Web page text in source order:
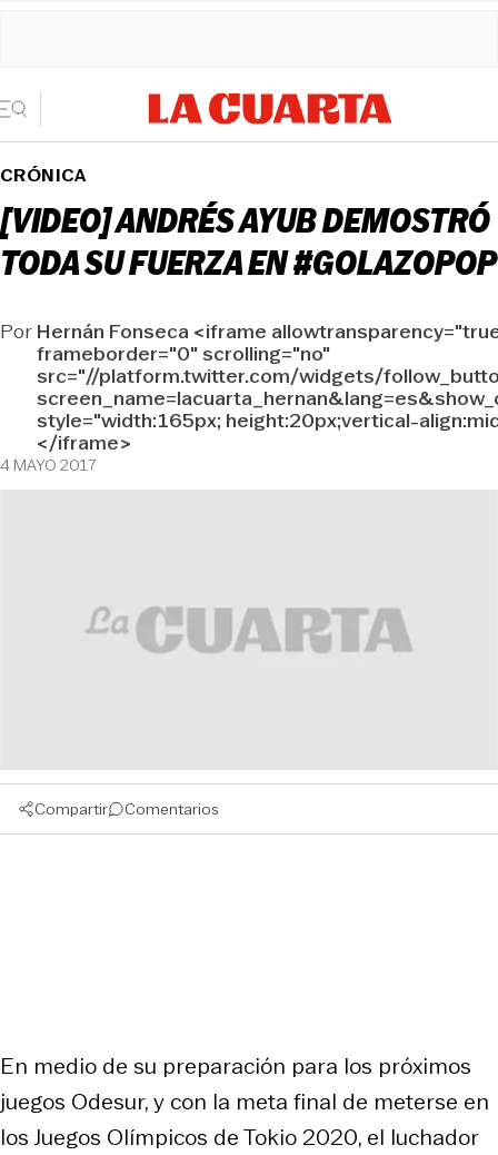
CRÓNICA
[VIDEO] ANDRÉS AYUB DEMOSTRÓ
TODA SU FUERZA EN #GOLAZOPOP
PorHernán Fonseca <iframe
frameborder="0" scrolling="no"
src="//platform.twitter.com/widgets/
style="width:165px; height:20px;vertical-
</iframe>
4 MAYO 2017
Compartir Comentarios
En medio de su preparación para los próximos
juegos Odesur, y con la meta final de meterse en
los Juegos Olímpicos de Tokio 2020, el luchador